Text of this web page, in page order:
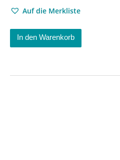
Auf die Merkliste
In den Warenkorb